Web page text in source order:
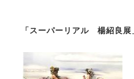
「スーパーリアル 楊紹良展